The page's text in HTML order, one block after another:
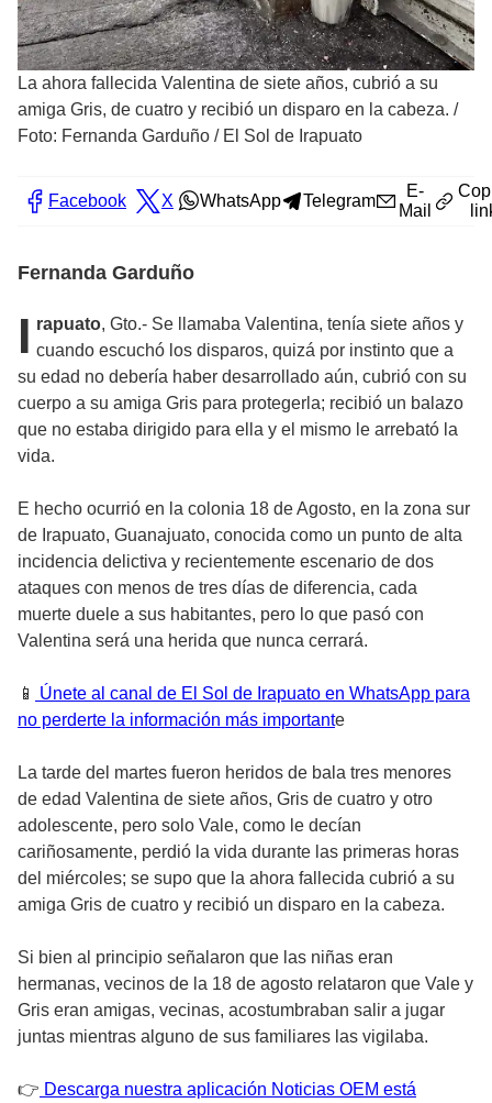
La ahora fallecida Valentina de siete años, cubrió a su
amiga Gris, de cuatro y recibió un disparo en la cabeza. /
Foto: Fernanda Garduño / El Sol de Irapuato
Facebook X WhatsApp Telegram
E-
Mail
Fernanda Garduño
I rapuato, Gto.- Se llamaba Valentina, tenía siete años y
cuando escuchó los disparos, quizá por instinto que a
su edad no debería haber desarrollado aún, cubrió con su
cuerpo a su amiga Gris para protegerla; recibió un balazo
que no estaba dirigido para ella y el mismo le arrebató la
vida.
E hecho ocurrió en la colonia 18 de Agosto, en la zona sur
de Irapuato, Guanajuato, conocida como un punto de alta
incidencia delictiva y recientemente escenario de dos
ataques con menos de tres días de diferencia, cada
muerte duele a sus habitantes, pero lo que pasó con
Valentina será una herida que nunca cerrará.
📱
Únete al canal de El Sol de Irapuato en WhatsApp para
no perderte la información más importante
La tarde del martes fueron heridos de bala tres menores
de edad Valentina de siete años, Gris de cuatro y otro
adolescente, pero solo Vale, como le decían
cariñosamente, perdió la vida durante las primeras horas
del miércoles; se supo que la ahora fallecida cubrió a su
amiga Gris de cuatro y recibió un disparo en la cabeza.
Si bien al principio señalaron que las niñas eran
hermanas, vecinos de la 18 de agosto relataron que Vale y
Gris eran amigas, vecinas, acostumbraban salir a jugar
juntas mientras alguno de sus familiares las vigilaba.
👉 Descarga nuestra aplicación Noticias OEM está